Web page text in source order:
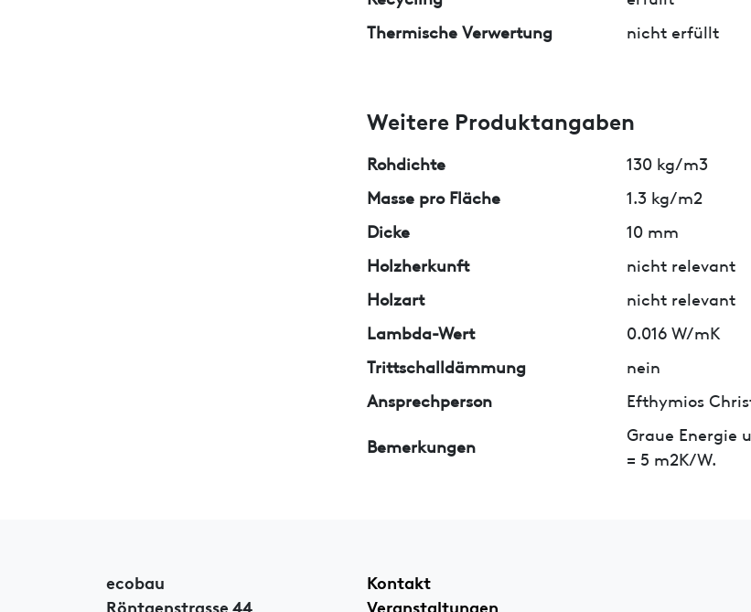
Thermische Verwertung
nicht erfüllt
Weitere Produktangaben
Rohdichte
130 kg/m3
Masse pro Fläche
1.3 kg/m2
Dicke
10 mm
Holzherkunft
nicht relevant
Holzart
nicht relevant
Lambda-Wert
0.016 W/mK
Trittschalldämmung
nein
Ansprechperson
Efthymios
Bemerkungen
Graue Energie
= 5 m2K/W.
ecobau
Röntgenstrasse 44
Kontakt
Veranstaltungen